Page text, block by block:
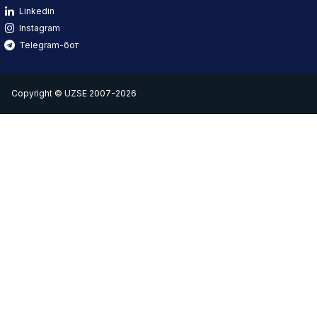
Linkedin
Instagram
Telegram-бот
Copyright © UZSE 2007-2026